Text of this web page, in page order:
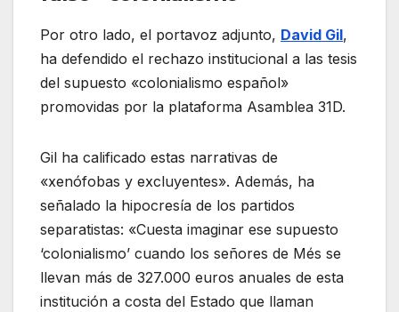
Por otro lado, el portavoz adjunto, David Gil,
ha defendido el rechazo institucional a las tesis
del supuesto «colonialismo español»
promovidas por la plataforma Asamblea 31D.
Gil ha calificado estas narrativas de
«xenófobas y excluyentes». Además, ha
señalado la hipocresía de los partidos
separatistas: «Cuesta imaginar ese supuesto
‘colonialismo’ cuando los señores de Més se
llevan más de 327.000 euros anuales de esta
institución a costa del Estado que llaman